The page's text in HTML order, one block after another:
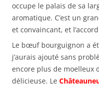
occupe le palais de sa
aromatique. C’est un
et convaincant, et
Le bœuf bourguignon a
j’aurais ajouté sans
encore plus de moelleux
délicieuse. Le